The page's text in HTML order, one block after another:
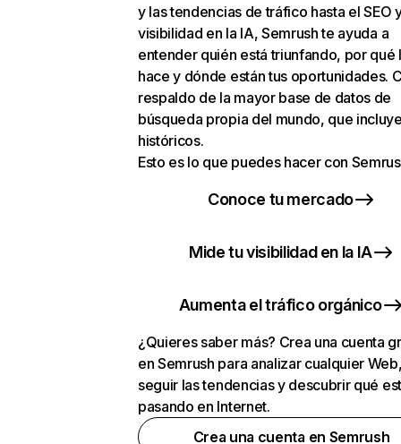
y las tendencias de tráfico hasta el SEO
visibilidad en la IA, Semrush te ayuda a
entender quién está triunfando, por qué
hace y dónde están tus oportunidades.
respaldo de la mayor base de datos de
búsqueda propia del mundo, que
históricos.
Esto es lo que puedes hacer con
Conoce tu mercado
Mide tu visibilidad en la IA
Aumenta el tráfico orgánico
¿Quieres saber más? Crea una cuenta
en Semrush para analizar cualquier
seguir las tendencias y descubrir qué
pasando en Internet.
Crea una cuenta en Semrush